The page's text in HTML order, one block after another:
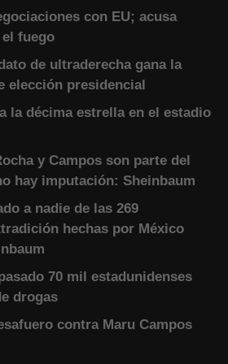
con EU; acusa
fuego
de ultraderecha gana la
elección presidencial
la décima estrella en el estadio
y Campos son parte del
hay imputación: Sheinbaum
a nadie de las 269
hechas por México
70 mil estadunidenses
drogas
contra Maru Campos